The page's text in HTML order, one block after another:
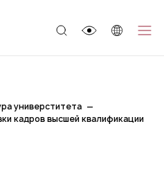
универститета
кадров высшей квалификации